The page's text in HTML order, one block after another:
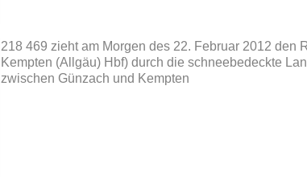
218 469 zieht am Morgen des 22. Februar 2012 den
Kempten (Allgäu) Hbf) durch die schneebedeckte
zwischen Günzach und Kempten